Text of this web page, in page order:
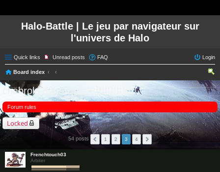
Halo-Battle | Le jeu par navigateur sur
l'univers de Halo
Quick links Unread posts FAQ Login
Board index
ear
ch
chabrole debarque!!!!!!!!!!!!!!!!!!
Forum rules
Locked
54 posts 1 2 3 4
Frenchtouch03
Arbiter